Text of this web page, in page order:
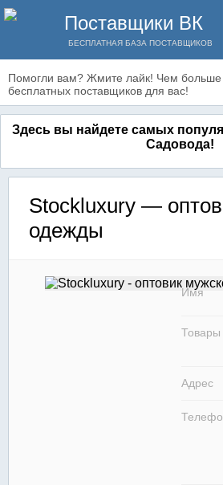
Поставщики ВК
БЕСПЛАТНАЯ БАЗА ПОСТАВЩИКОВ
Помогли вам? Жмите лайк! Чем больше
бесплатных поставщиков для вас!
Здесь вы найдете самых
Садовода!
Stockluxury —
одежды
Имя
Товары
Адрес